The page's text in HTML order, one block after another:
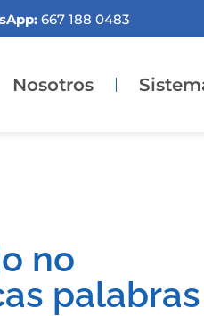
667 188 0483
Nosotros
no
palabras